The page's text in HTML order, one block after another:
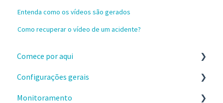
Entenda como os vídeos são gerados
Como recuperar o vídeo de um acidente?
Comece por aqui
Instalação e recebimento dos dispositivos
Configure a sua conta no painel da Cobli
Configurações gerais
Configurações
Monitoramento